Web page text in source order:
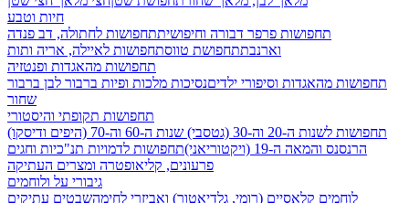
חיות וטבע
תחפושות פרפר דבורה וחיפושיתתחפושות לחתולה, דב פנדה
וארנבתתחפושת טווסתחפושות לאיילה, אריה ותות
תחפושות מהאגדות ופנטזיה
תחפושות מהאגדות וסיפורי ילדיםנסיכות מלכות ופיות ברבור לבן ברבור
שחור
תחפושות תקופתי והיסטורי
תחפושות לשנות ה-20 וה-30 (גטסבי)
שנות ה-60 וה-70 (היפים ודיסקו)
הרנסנס והמאה ה-19 (ויקטוריאני)
תחפושות לדמויות תנ"כיות וחגים
פרעונים, קליאופטרה ומצרים העתיקה
גיבורי על ולוחמים
לוחמים קלאסיים (רומי, גלדיאטור) ואביזרי לחימהשבטים עתיקים